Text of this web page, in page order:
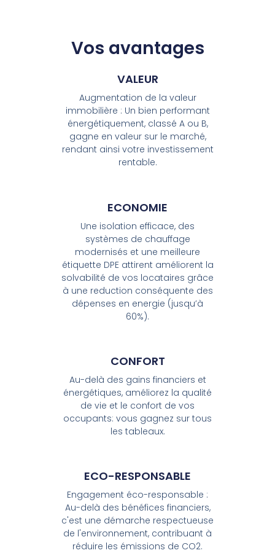
Vos avantages
VALEUR
Augmentation de la valeur
immobilière : Un bien performant
énergétiquement, classé A ou B,
gagne en valeur sur le marché,
rendant ainsi votre investissement
rentable.
ECONOMIE
Une isolation efficace, des
systèmes de chauffage
modernisés et une meilleure
étiquette DPE attirent améliorent la
solvabilité de vos locataires grâce
à une reduction conséquente des
dépenses en energie (jusqu’à
60%).
CONFORT
Au-delà des gains financiers et
énergétiques, améliorez la qualité
de vie et le confort de vos
occupants: vous gagnez sur tous
les tableaux.
ECO-RESPONSABLE
Engagement éco-responsable :
Au-delà des bénéfices financiers,
c'est une démarche respectueuse
de l'environnement, contribuant à
réduire les émissions de CO2.